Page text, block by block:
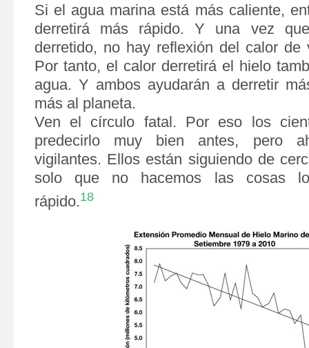
Si el agua marina está más caliente,
derretirá más rápido. Y una vez
derretido, no hay reflexión del calor de
Por tanto, el calor derretirá el hielo
agua. Y ambos ayudarán a derretir
más al planeta.
Ven el círculo fatal. Por eso los
predecirlo muy bien antes, pero
vigilantes. Ellos están siguiendo de
solo que no hacemos las cosas lo
rápido.18